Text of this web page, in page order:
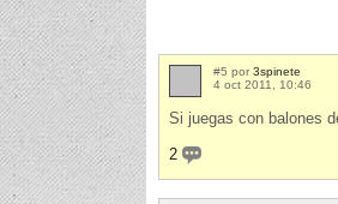
#5 por 3spinete
4 oct 2011, 10:46
Si juegas con balones
2